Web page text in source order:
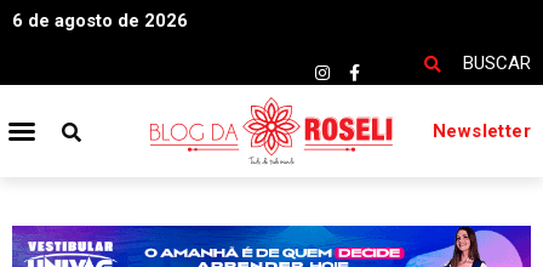
6 de agosto de 2026
BUSCAR
Newsletter